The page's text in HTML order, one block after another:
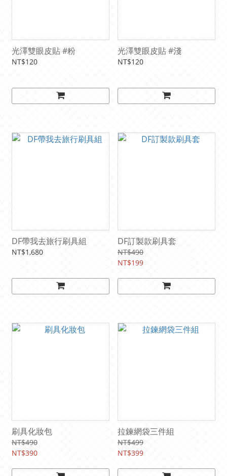
光澤雙眼皮貼 #粉
NT$120
光澤雙眼皮貼 #淺
NT$120
DF帶我去旅行刷具組
NT$1,680
DF訂製款刷具套
NT$490
NT$199
刷具化妝包
NT$490
NT$390
拉鍊網袋三件組
NT$499
NT$399